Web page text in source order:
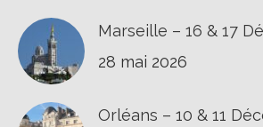
Marseille – 16 & 17
28 mai 2026
Orléans – 10 & 11